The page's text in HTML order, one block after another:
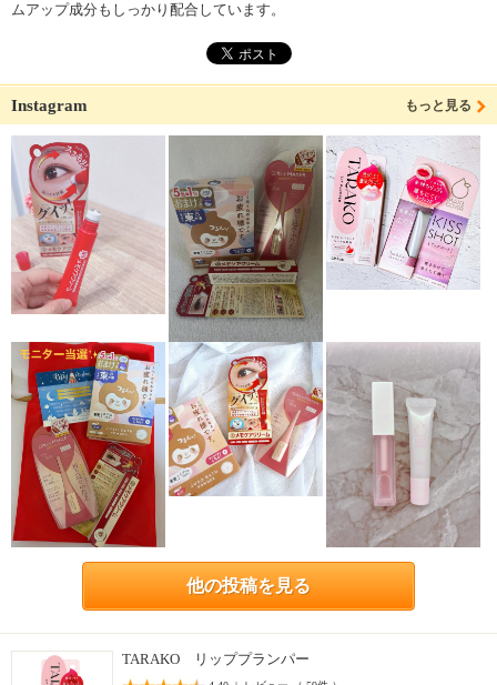
ムアップ成分もしっかり配合しています。
Instagram もっと見る
他の投稿を見る
TARAKO リッププランパー